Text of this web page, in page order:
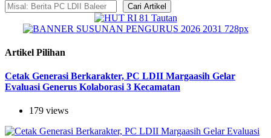
Cari Artikel
Artikel Pilihan
Cetak Generasi Berkarakter, PC LDII Margaasih Gelar
Evaluasi Generus Kolaborasi 3 Kecamatan
179 views